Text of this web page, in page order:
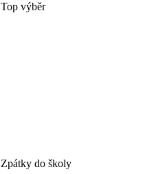
Top výběr
Zpátky do školy